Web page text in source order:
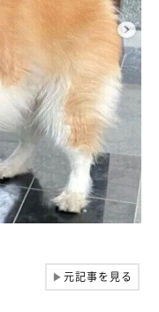
▶元記事を見る